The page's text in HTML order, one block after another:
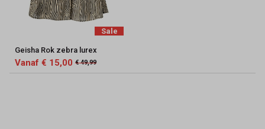
Sale
Geisha Rok zebra lurex
Vanaf € 15,00 € 49,99